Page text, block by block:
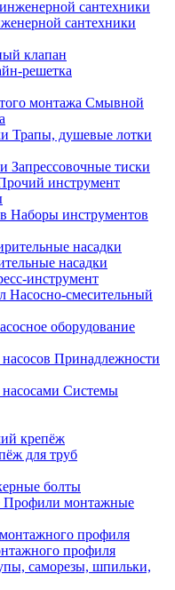
сантехники
клапан
решетка
Смывной
Трапы, душевые лотки
Запрессовочные тиски
инструмент
Наборы инструментов
насадки
инструмент
Насосно-смесительный
оборудование
Принадлежности
Системы
крепёж
для труб
болты
Профили монтажные
профиля